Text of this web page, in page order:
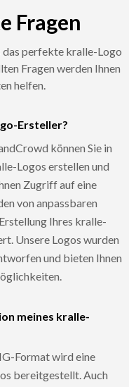
Fragen
das perfekte kralle-Logo
Fragen werden Ihnen
helfen.
Ersteller?
können Sie in
Logos erstellen und
Zugriff auf eine
von anpassbaren
Ihres kralle-
Unsere Logos wurden
und bieten Ihnen
meines kralle-
Format wird eine
bereitgestellt. Auch